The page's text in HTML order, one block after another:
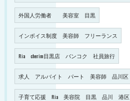
外国人労働者 美容室 目黒
インボイス制度 美容師 フリーランス
Ria cherim目黒店 バンコク 社員旅行
求人 アルバイト パート 美容師 品川区
子育て応援 Ria 美容院 目黒 品川 港区